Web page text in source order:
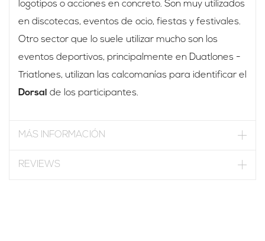
logotipos o acciones en concreto. Son muy utilizados
en discotecas, eventos de ocio, fiestas y festivales.
Otro sector que lo suele utilizar mucho son los
eventos deportivos, principalmente en Duatlones -
Triatlones, utilizan las calcomanías para identificar el
Dorsal de los participantes.
MÁS INFORMACIÓN
REVIEWS